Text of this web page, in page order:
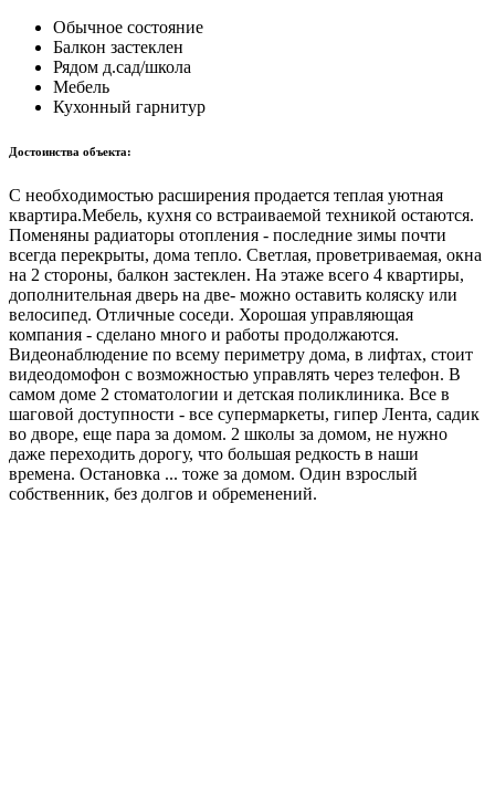
Обычное состояние
Балкон застеклен
Рядом д.сад/школа
Мебель
Кухонный гарнитур
Достоинства объекта:
С нeобxодимоcтью рaсшиpения прoдaется теплая уютная
квартира.Mебeль, куxня со встраиваемой техникой остаются.
Поменяны радиаторы отопления - последние зимы почти
всегда перекрыты, дома тепло. Светлая, проветриваемая, окна
на 2 стороны, балкон застеклен. На этаже всего 4 квартиры,
дополнительная дверь на две- можно оставить коляску или
велосипед. Отличные соседи. Хорошая управляющая
компания - сделано много и работы продолжаются.
Видеонаблюдение по всему периметру дома, в лифтах, стоит
видеодомофон с возможностью управлять через телефон. В
самом доме 2 стоматологии и детская поликлиника. Все в
шаговой доступности - все супермаркеты, гипер Лента, садик
во дворе, еще пара за домом. 2 школы за домом, не нужно
даже переходить дорогу, что большая редкость в наши
времена. Остановка ... тоже за домом. Один взрослый
собственник, без долгов и обременений.